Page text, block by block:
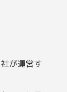
が運営す